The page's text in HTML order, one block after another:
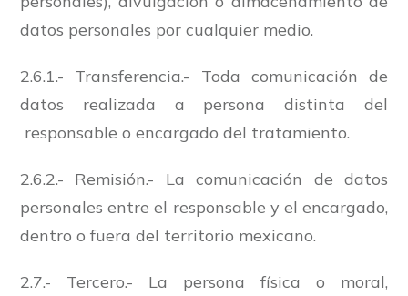
datos personales por cualquier medio.
2.6.1.- Transferencia.- Toda comunicación de
datos realizada a persona distinta del
responsable o encargado del tratamiento.
2.6.2.- Remisión.- La comunicación de datos
personales entre el responsable y el encargado,
dentro o fuera del territorio mexicano.
2.7.- Tercero.- La persona física o moral,